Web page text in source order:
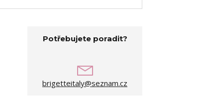
Potřebujete poradit?
brigetteitaly@seznam.cz